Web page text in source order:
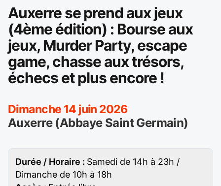
Auxerre se prend aux jeux
(4ème édition) : Bourse aux
jeux, Murder Party, escape
game, chasse aux trésors,
échecs et plus encore !
Dimanche 14 juin 2026
Auxerre (Abbaye Saint Germain)
Durée / Horaire : Samedi de 14h à 23h /
Dimanche de 10h à 18h